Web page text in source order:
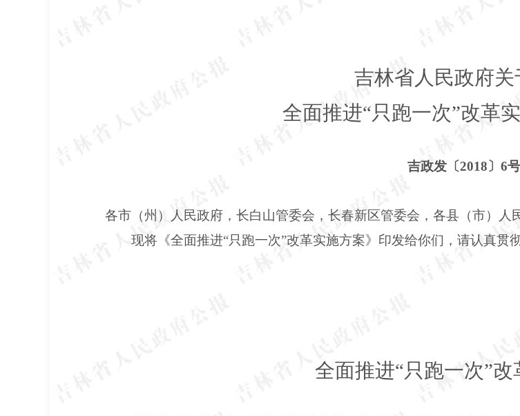
吉林省人民政府关
全面推进“只跑一次”改革
吉政发〔2018〕6号
各市（州）人民政府，长白山管委会，长春新区管委会，各县（市）人
现将《全面推进“只跑一次”改革实施方案》印发给你们，请认真贯彻
全面推进“只跑一次”改